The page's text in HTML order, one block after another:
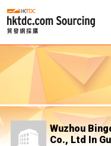
Wuzhou
Co., Ltd In